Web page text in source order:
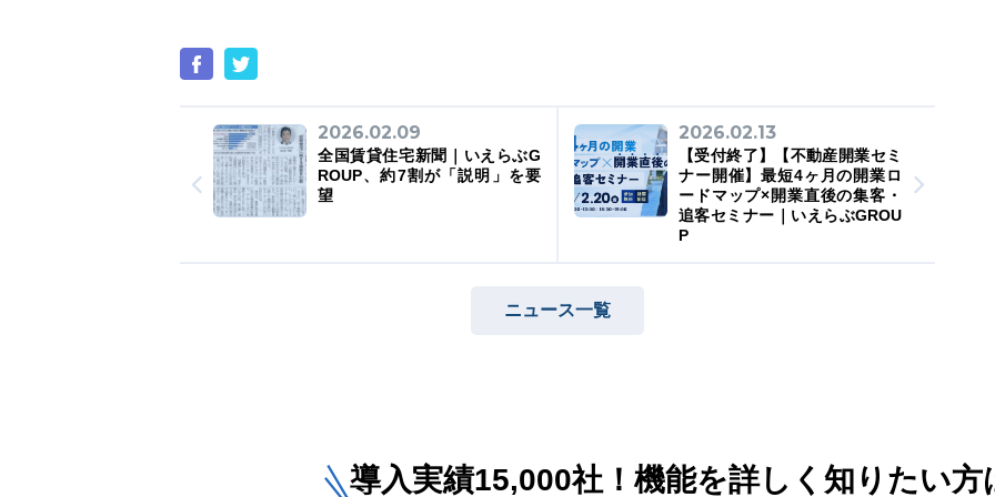
2026.02.09
全国賃貸住宅新聞｜いえらぶG
ROUP、約7割が「説明」を要
望
2026.02.13
【受付終了】【不動産開業セミ
ナー開催】最短4ヶ月の開業ロ
ードマップ×開業直後の集客・
追客セミナー｜いえらぶGROU
P
ニュース一覧
導入実績15,000社！ 機能を詳しく知りたい方